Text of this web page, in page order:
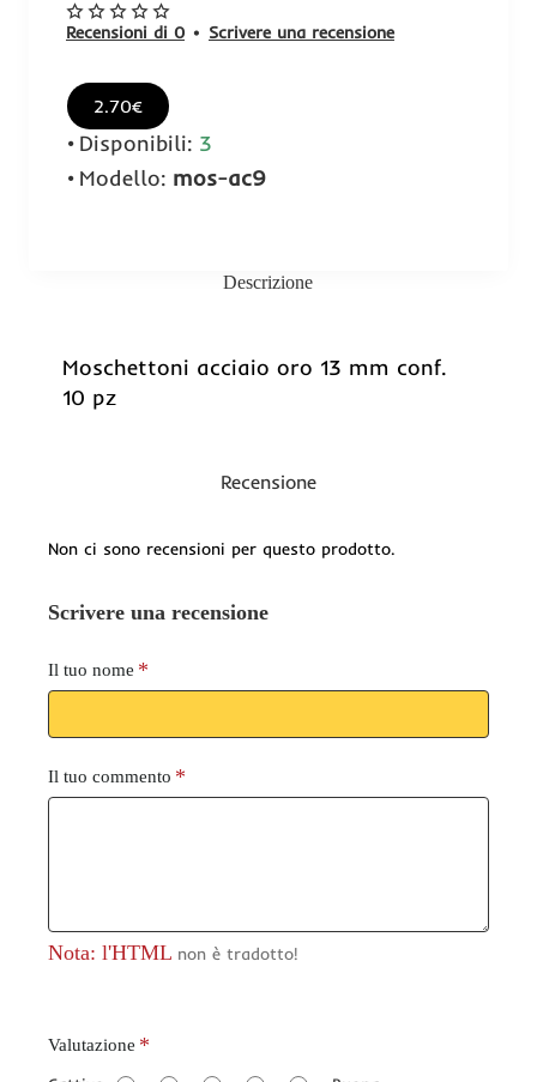
Recensioni di 0 • Scrivere una recensione
2.70€
Disponibili: 3
Modello: mos-ac9
Descrizione
Moschettoni acciaio oro 13 mm conf.
10 pz
Recensione
Non ci sono recensioni per questo prodotto.
Scrivere una recensione
Il tuo nome
Il tuo commento
Nota: l'HTML non è tradotto!
V
Valutazione